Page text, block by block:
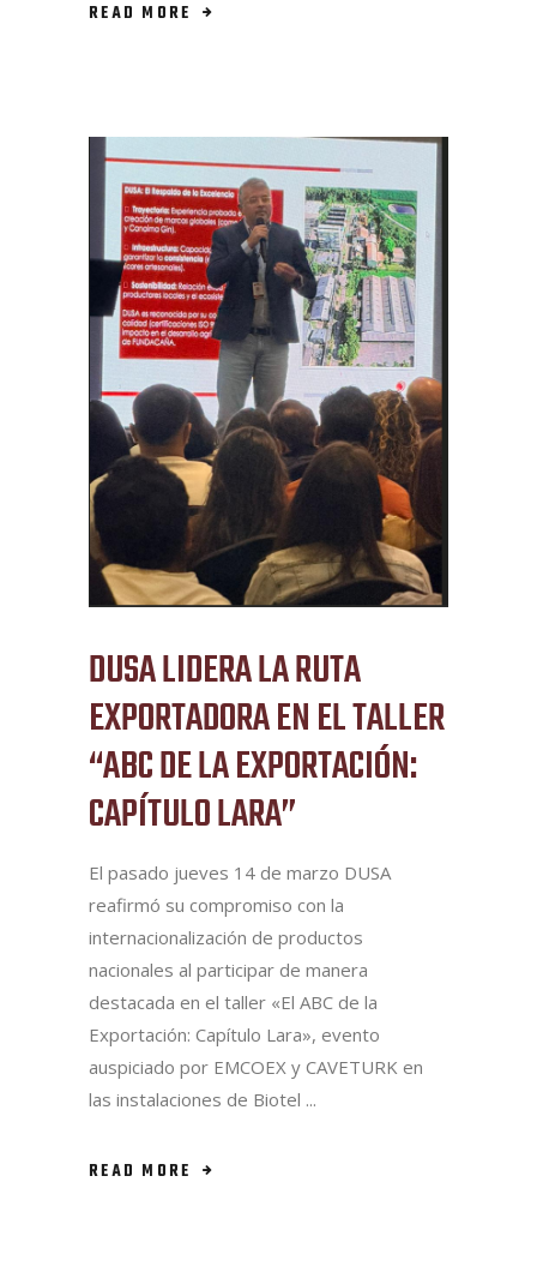
READ MORE
DUSA LIDERA LA RUTA
EXPORTADORA EN EL TALLER
“ABC DE LA EXPORTACIÓN:
CAPÍTULO LARA”
El pasado jueves 14 de marzo DUSA
reafirmó su compromiso con la
internacionalización de productos
nacionales al participar de manera
destacada en el taller «El ABC de la
Exportación: Capítulo Lara», evento
auspiciado por EMCOEX y CAVETURK en
las instalaciones de Biotel
READ MORE